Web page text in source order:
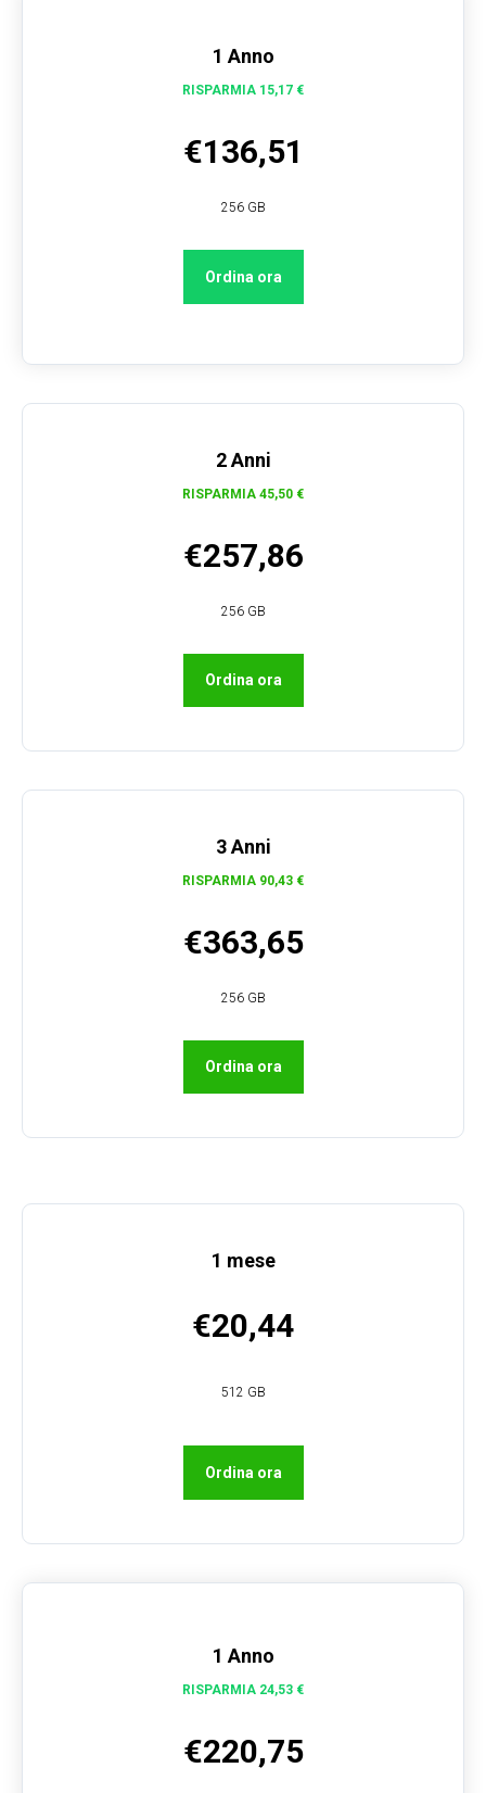
1 Anno
RISPARMIA 15,17 €
€136,51
256 GB
Ordina ora
2 Anni
RISPARMIA 45,50 €
€257,86
256 GB
Ordina ora
3 Anni
RISPARMIA 90,43 €
€363,65
256 GB
Ordina ora
1 mese
€20,44
512 GB
Ordina ora
1 Anno
RISPARMIA 24,53 €
€220,75